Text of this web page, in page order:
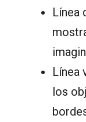
Línea
Línea
los